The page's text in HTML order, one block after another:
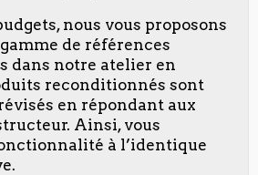
nous vous proposons
de références
dans notre atelier en
reconditionnés sont
en répondant aux
Ainsi, vous
à l’identique